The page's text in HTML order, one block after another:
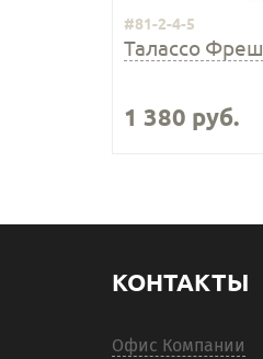
#81-2-4-5
Талассо Фреш
1 380 руб.
КОНТАКТЫ
Офис Компании